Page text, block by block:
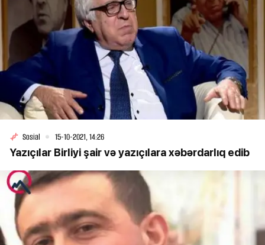
Sosial 15-10-2021, 14:26
Yazıçılar Birliyi şair və yazıçılara xəbərdarlıq edib